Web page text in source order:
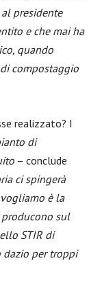
presidente
e che mai ha
quando
compostaggio
realizzato? I
di
– conclude
ci spingerà
è la
sul
STIR di
dazio per troppi